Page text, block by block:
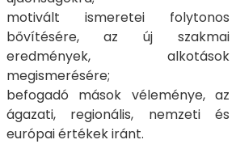
motivált ismeretei folytonos
bővítésére, az új szakmai
eredmények, alkotások
megismerésére;
befogadó mások véleménye, az
ágazati, regionális, nemzeti és
európai értékek iránt.